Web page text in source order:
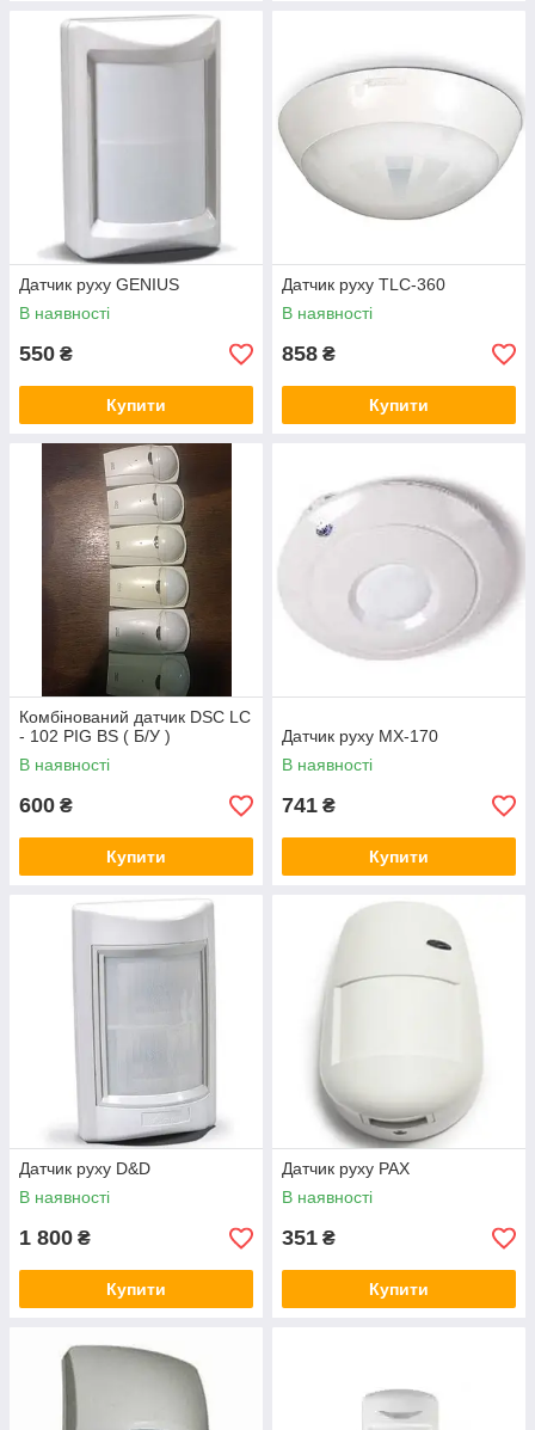
Датчик руху GENIUS
В наявності
550 ₴
Купити
Датчик руху TLC-360
В наявності
858 ₴
Купити
Комбінований датчик DSC LC
- 102 PIG BS ( Б/У )
В наявності
600 ₴
Купити
Датчик руху MX-170
В наявності
741 ₴
Купити
Датчик руху D&D
В наявності
1 800 ₴
Купити
Датчик руху РАХ
В наявності
351 ₴
Купити